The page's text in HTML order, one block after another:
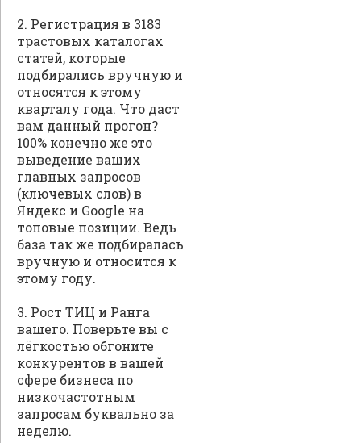
2. Регистрация в 3183
трастовых каталогах
статей, которые
подбирались вручную и
относятся к этому
кварталу года. Что даст
вам данный прогон?
100% конечно же это
выведение ваших
главных запросов
(ключевых слов) в
Яндекс и Google на
топовые позиции. Ведь
база так же подбиралась
вручную и относится к
этому году.
3. Рост ТИЦ и Ранга
вашего. Поверьте вы с
лёгкостью обгоните
конкурентов в вашей
сфере бизнеса по
низкочастотным
запросам буквально за
неделю.